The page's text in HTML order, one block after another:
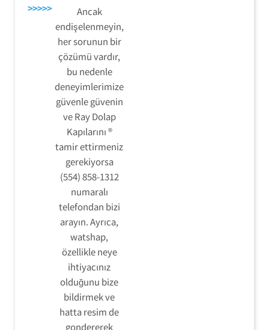
>>>>>
Ancak
endişelenmeyin,
her sorunun bir
çözümü vardır,
bu nedenle
deneyimlerimize
güvenle güvenin
ve Ray Dolap
Kapılarını ®
tamir ettirmeniz
gerekiyorsa
(554) 858-1312
numaralı
telefondan bizi
arayın. Ayrıca,
watshap,
özellikle neye
ihtiyacınız
olduğunu bize
bildirmek ve
hatta resim de
gondererek